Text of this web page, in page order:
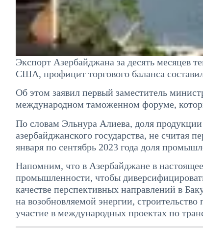
Экспорт Азербайджана за десять месяцев
США, профицит торгового баланса
Об этом заявил первый заместитель
международном таможенном форуме,
По словам Эльнура Алиева, доля
азербайджанского государства, не считая
января по сентябрь 2023 года доля
Напомним, что в Азербайджане в
промышленности, чтобы
качестве перспективных направлений в
на возобновляемой энергии,
участие в международных проектах по